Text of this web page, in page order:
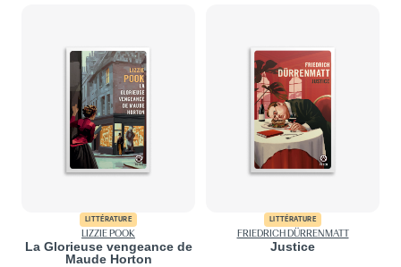
LITTÉRATURE
LIZZIE POOK
La Glorieuse vengeance de
Maude Horton
LITTÉRATURE
FRIEDRICH DÜRRENMATT
Justice